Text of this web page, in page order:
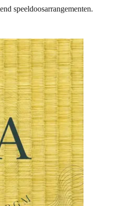
speeldoosarrangementen.